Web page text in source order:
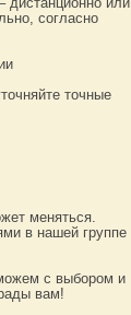
дистанционно или
согласно
точные
меняться.
в нашей группе
с выбором и
вам!